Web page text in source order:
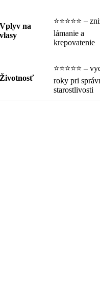
Vplyv na
vlasy
⭐️⭐️⭐️⭐️⭐️ –
lámanie a
krepovatenie
Životnosť
⭐️⭐️⭐️⭐️⭐️ –
roky pri
starostlivosti